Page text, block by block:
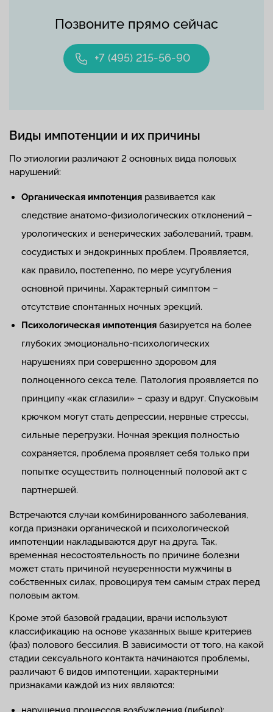
Позвоните прямо сейчас
+7 (495) 215-56-90
Виды импотенции и их причины
По этиологии различают 2 основных вида половых
нарушений:
Органическая импотенция развивается как
следствие анатомо-физиологических отклонений –
урологических и венерических заболеваний, травм,
сосудистых и эндокринных проблем. Проявляется,
как правило, постепенно, по мере усугубления
основной причины. Характерный симптом –
отсутствие спонтанных ночных эрекций.
Психологическая импотенция базируется на более
глубоких эмоционально-психологических
нарушениях при совершенно здоровом для
полноценного секса теле. Патология проявляется по
принципу «как сглазили» – сразу и вдруг. Спусковым
крючком могут стать депрессии, нервные стрессы,
сильные перегрузки. Ночная эрекция полностью
сохраняется, проблема проявляет себя только при
попытке осуществить полноценный половой акт с
партнершей.
Встречаются случаи комбинированного заболевания,
когда признаки органической и психологической
импотенции накладываются друг на друга. Так,
временная несостоятельность по причине болезни
может стать причиной неуверенности мужчины в
собственных силах, провоцируя тем самым страх перед
половым актом.
Кроме этой базовой градации, врачи используют
классификацию на основе указанных выше критериев
(фаз) полового бессилия. В зависимости от того, на какой
стадии сексуального контакта начинаются проблемы,
различают 6 видов импотенции, характерными
признаками каждой из них являются: